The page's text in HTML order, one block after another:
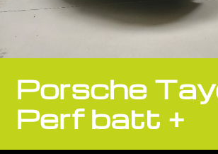
Porsche
Perf batt +